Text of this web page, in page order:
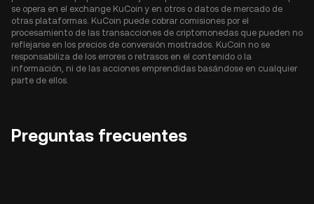
se opera en el exchange KuCoin y en otros o datos de mercado de
otras plataformas. KuCoin puede cobrar comisiones por el
procesamiento de las transacciones de criptomonedas que pueden no
reflejarse en los precios de conversión mostrados. KuCoin no se
responsabiliza de los errores o retrasos en el contenido o la
información, ni de las acciones emprendidas basándose en cualquier
parte de ellos.
Preguntas frecuentes